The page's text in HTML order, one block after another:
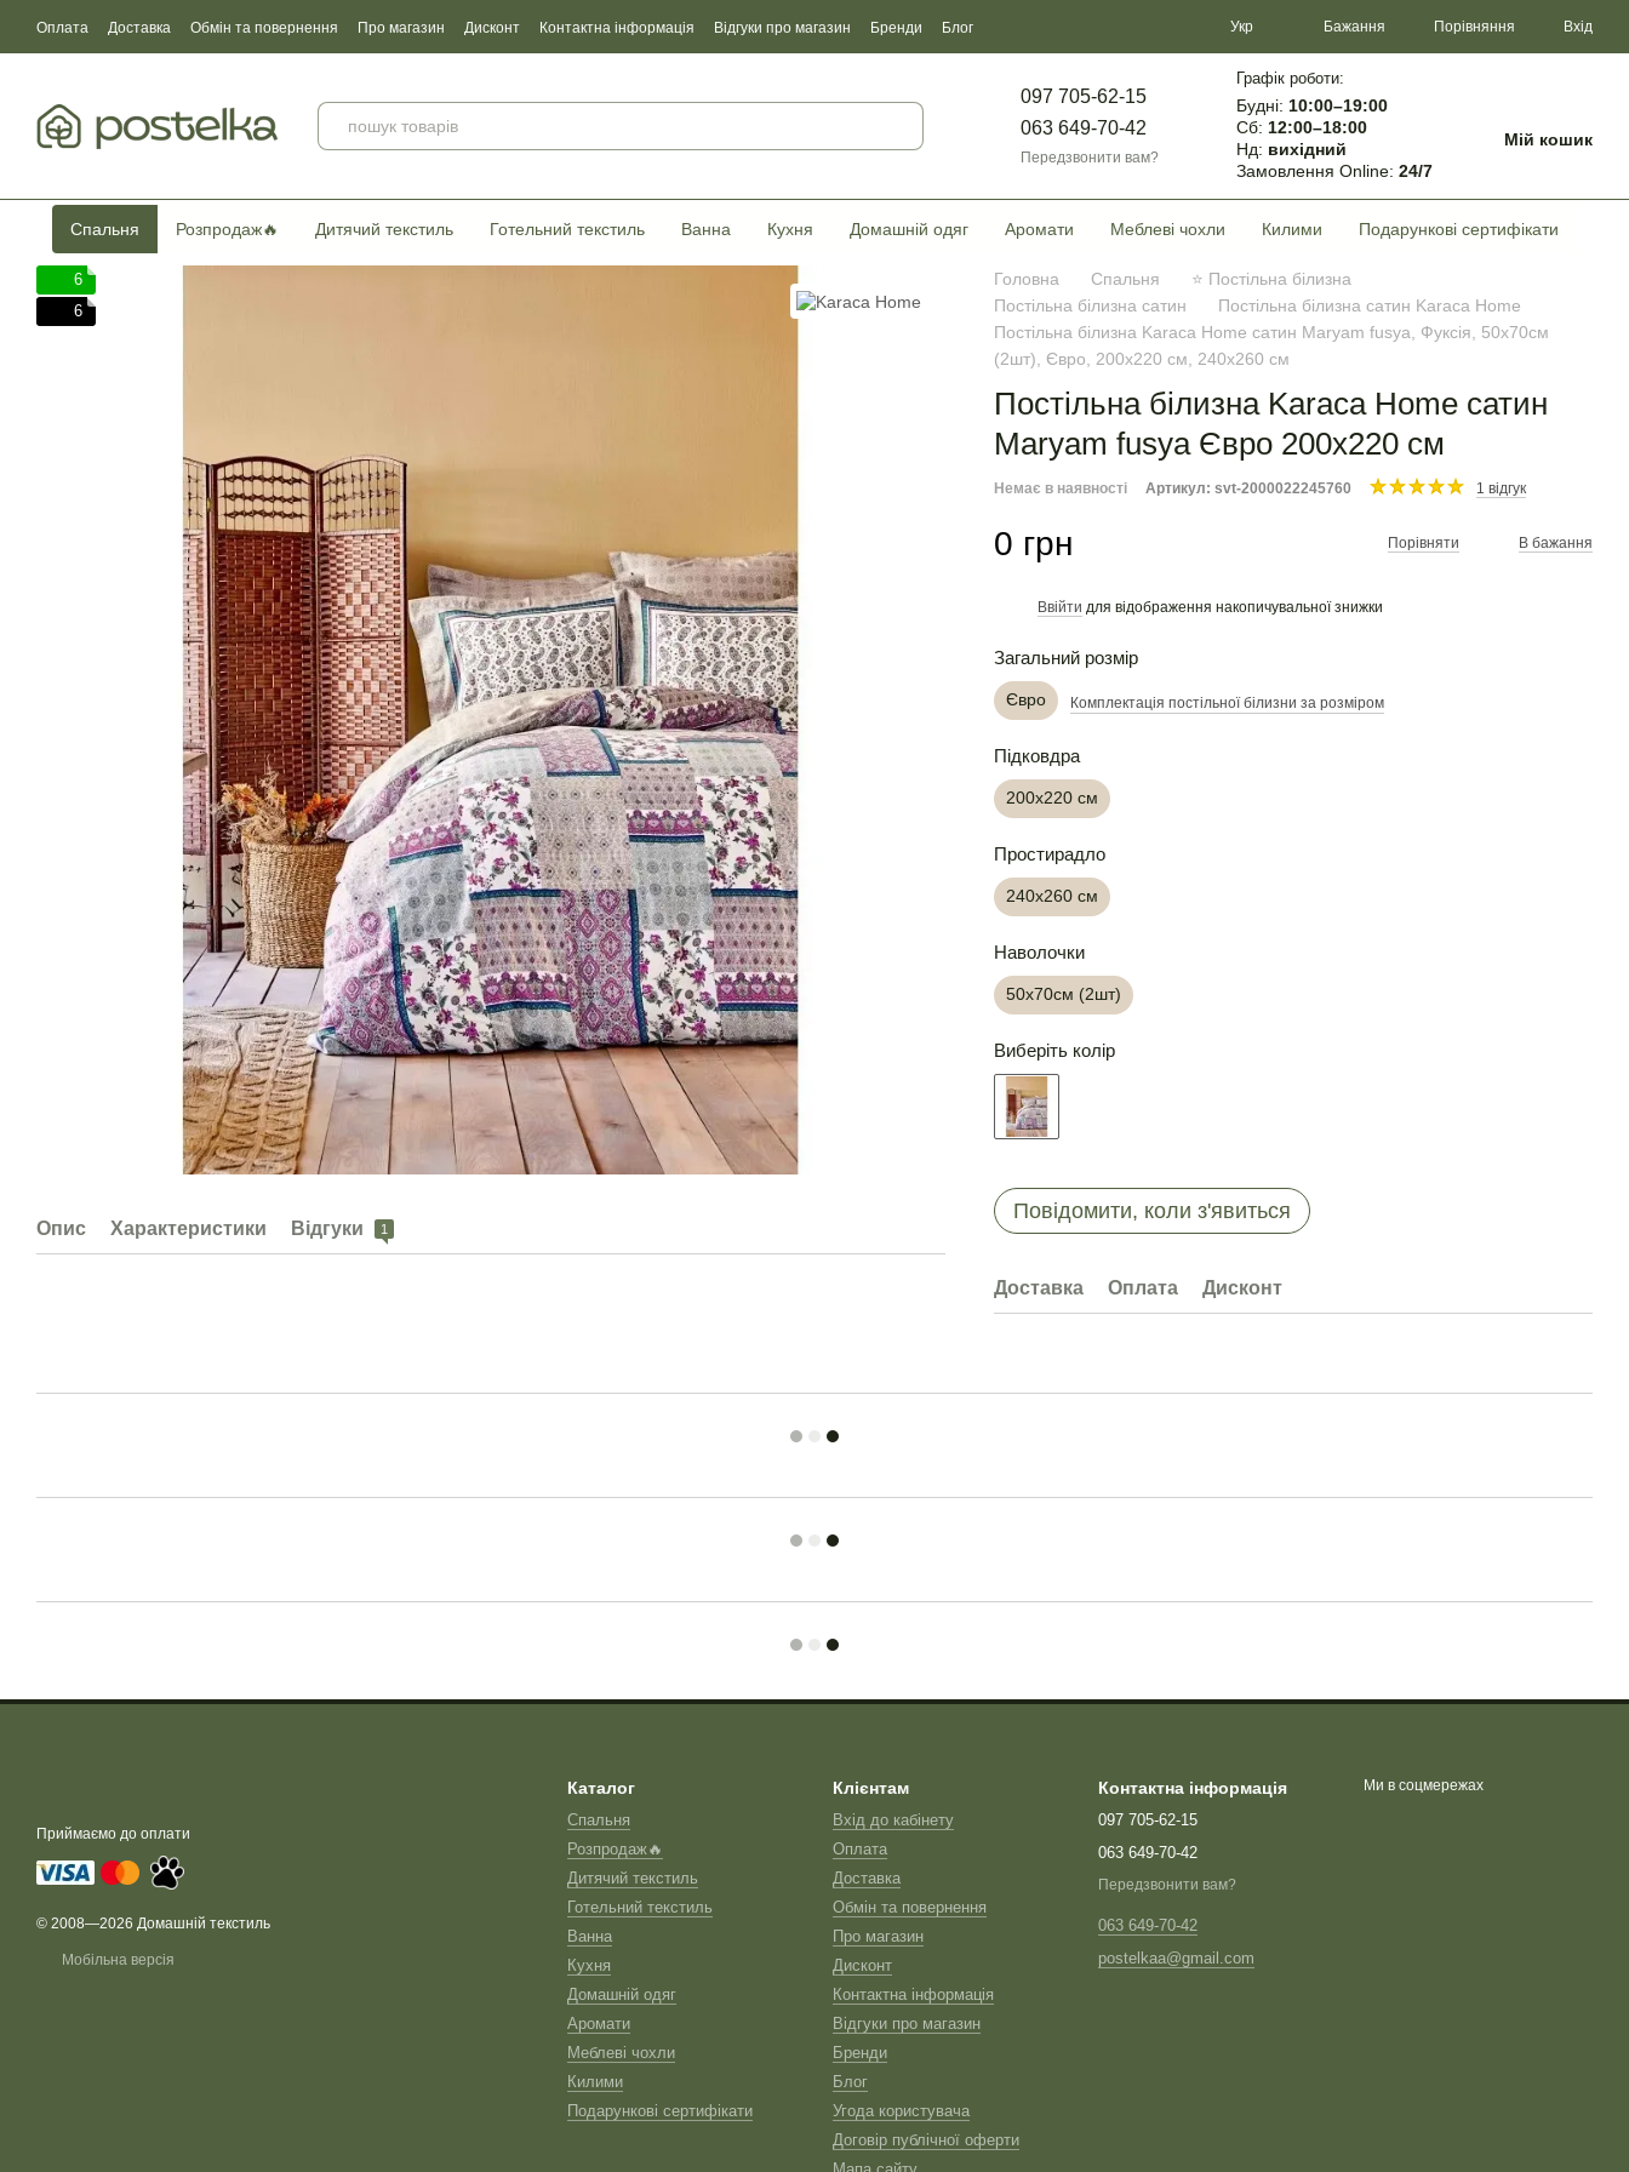
Оплата Доставка Обмін та повернення Про магазин Дисконт Контактна інформація Відгуки про магазин Бренди
Блог
Угода користувача
Договір публічної оферти Сертификати якості
Укр Бажання Порівняння Вхід
097 705-62-15
063 649-70-42
Передзвонити вам?
Графік роботи:
Будні: 10:00–19:00
Сб: 12:00–18:00
Нд: вихідний
Замовлення Online: 24/7
Мій кошик
Спальня Розпродаж🔥 Дитячий текстиль Готельний текстиль Ванна Кухня Домашній одяг Аромати Меблеві чохли Килими Подарункові сертифікати
6
6
Опис Характеристики Відгуки 1
Головна Спальня
⭐ Постільна білизна
Постільна білизна сатин
Постільна білизна сатин Karaca Home
Постільна білизна Karaca Home сатин Maryam fusya, Фуксія, 50х70см
(2шт), Євро, 200х220 см, 240х260 см
Постільна білизна Karaca Home сатин
Maryam fusya Євро 200х220 см
Немає в наявності Артикул: svt-2000022245760 1 відгук
0 грн Порівняти В бажання
Ввійти для відображення накопичувальної знижки
Загальний розмір
Євро Комплектація постільної білизни за розміром
Підковдра
200х220 см
Простирадло
240х260 см
Наволочки
50х70см (2шт)
Виберіть колір
Повідомити, коли з'явиться
Доставка Оплата Дисконт
Приймаємо до оплати
© 2008—2026 Домашній текстиль
Мобільна версія
Каталог
Спальня
Розпродаж🔥
Дитячий текстиль
Готельний текстиль
Ванна
Кухня
Домашній одяг
Аромати
Меблеві чохли
Килими
Подарункові сертифікати
Клієнтам
Вхід до кабінету
Оплата
Доставка
Обмін та повернення
Про магазин
Дисконт
Контактна інформація
Відгуки про магазин
Бренди
Блог
Угода користувача
Договір публічної оферти
Контактна інформація
097 705-62-15
063 649-70-42
Передзвонити вам?
063 649-70-42
postelkaa@gmail.com
Ми в соцмережах